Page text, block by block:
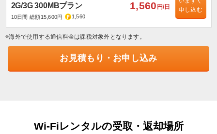
2G/3G 300MBプラン
10日間 総額15,600円 1,560
1,560 円/日
申し込む
※海外で使用する通信料金は課税対象外となります。
お見積もり・お申し込み
Wi-Fiレンタルの受取・返却場所